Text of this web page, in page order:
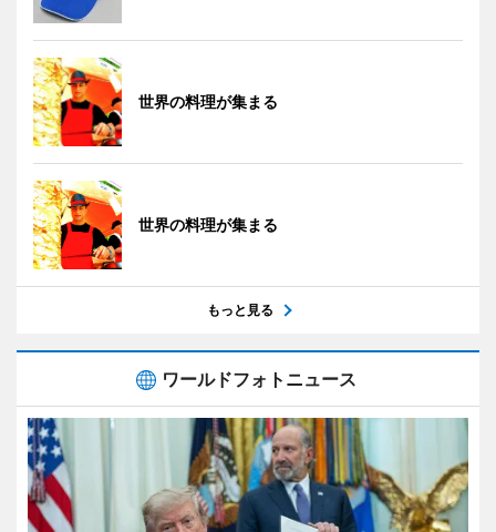
世界の料理が集まる
世界の料理が集まる
もっと見る
ワールドフォトニュース